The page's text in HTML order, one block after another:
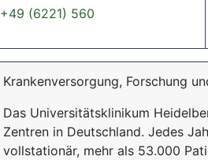
+49 (6221) 560
Krankenversorgung, Forschung
Das Universitätsklinikum
Zentren in Deutschland. Jedes
vollstationär, mehr als 53.000